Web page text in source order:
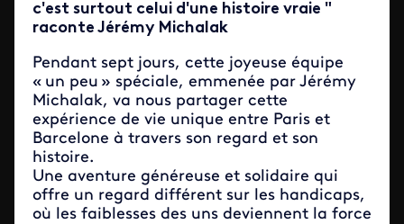
c'est surtout celui d'une histoire vraie "
raconte JérémyMichalak
Pendant sept jours, cette joyeuse équipe
« un peu » spéciale, emmenée par Jérémy
Michalak, va nous partager cette
expérience de vie unique entre Paris et
Barcelone à travers son regard et son
histoire.
Une aventure généreuse et solidaire qui
offre un regard différent sur les handicaps,
où les faiblesses des uns deviennent la force